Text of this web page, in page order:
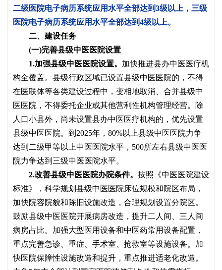
二级医院电子病历系统应用水平全部达到3级以上，三级
医院电子病历系统应用水平全部达到4级以上。
二、建设任务
(一)完善县级中医医院设置
1.加强县级中医医院设置。 加快推进县办中医医疗机
构全覆盖。县级行政区域已设置县级中医医院的，不得
在医联体等各类建设过程中，变相地取消、合并县级中
医医院，不得委托企业或其他营利性机构管理经营。除
人口小县外，尚未设置县办中医医疗机构的，优先设置
县级中医医院。到 2025年，80%以上县级中医医院力争
达到二级甲等以上中医医院水平，500所左右县级中医医
院力争达到三级中医医院水平。
2.改善县级中医医院办院条件。 按照《中医医院建设
标准》，科学规划县级中医医院床位规模和院区布局，
加快院容院貌和陈旧设施改造，合理规划设置分院区。
鼓励县级中医医院开展病房改造，提升二人间、三人间
病房占比。加强大型医用设备和中医药常用设备配置，
重点完善急诊、重症、手术室、抢救室等设施设备。加
快医院保障性设施改造和提升，重点推进适老化改造。